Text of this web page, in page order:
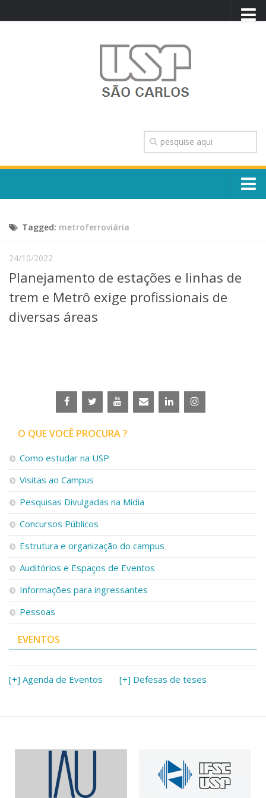
TRANSPARÊNCIA
OUVIDORIA
CONTATO
Escola, Institutos e Órgãos
Núcleos e Comissões
Telefones e Mapas
Pessoas
Graduação
Linhas de Pesquisa
Centros, Núcleos e Projetos em Rede
Iniciação Científica
Empresas Juniores
Extensão à Comunidade
Projetos, Programas e Cursos
Artes, Cultura e Esportes
Museus e Espaços Interativos
Serviços
Bibliotecas
Apoio ao Estudante
Segurança, Trânsito e Prevenção
RH, Administrativo e Financeiro
Outros serviços
Comunicação
Assessorias e Mídias
Aplicativos e Sites
Jornal da USP
Agenda de Eventos
Tagged: metroferroviária
24/10/2022
Planejamento de estações e linhas de
trem e Metrô exige profissionais de
diversas áreas
O QUE VOCÊ PROCURA ?
Como estudar na USP
Visitas ao Campus
Pesquisas Divulgadas na Mídia
Concursos Públicos
Estrutura e organização do campus
Auditórios e Espaços de Eventos
Informações para ingressantes
Pessoas
EVENTOS
[+] Agenda de Eventos [+] Defesas de teses